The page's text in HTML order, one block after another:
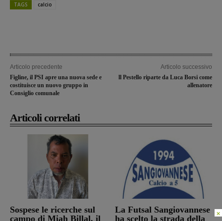
TAGS calcio
Articolo precedente
Figline, il PSI apre una nuova sede e
costituisce un nuovo gruppo in
Consiglio comunale
Articolo successivo
ll Pestello riparte da Luca Borsi come
allenatore
Articoli correlati
Sospese le ricerche sul
campo di Miah Billal, il
La Futsal Sangiovannese
ha scelto la strada della
×